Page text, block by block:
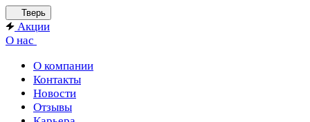
Тверь
Акции
О нас
О компании
Контакты
Новости
Отзывы